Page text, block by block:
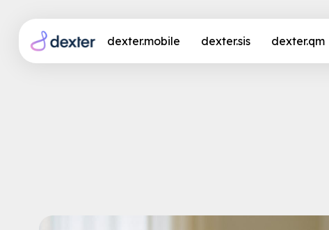
dexter.mobile dexter.sis dexter.qm